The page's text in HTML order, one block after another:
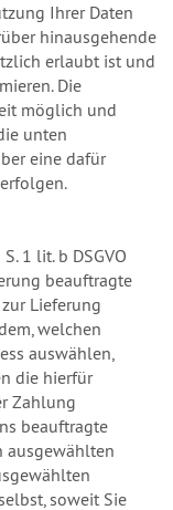
Ihrer Daten
hinausgehende
erlaubt ist und
Die
möglich und
unten
eine dafür
1 lit. b DSGVO
beauftragte
Lieferung
welchen
auswählen,
die hierfür
Zahlung
beauftragte
ausgewählten
soweit Sie